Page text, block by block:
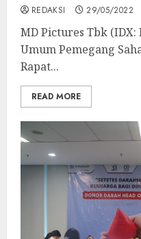
REDAKSI 29/05/2022
MD Pictures Tbk
Umum Pemegang
Rapat...
READ MORE